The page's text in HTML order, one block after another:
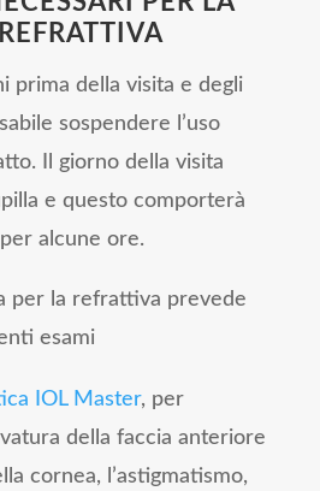
prima della visita e degli
sospendere l’uso
Il giorno della visita
e questo comporterà
alcune ore.
per la refrattiva prevede
esami
IOL Master, per
della faccia anteriore
cornea, l’astigmatismo,